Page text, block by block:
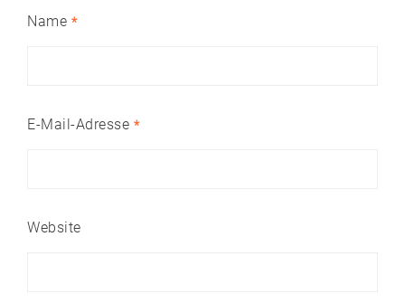
Name *
E-Mail-Adresse *
Website